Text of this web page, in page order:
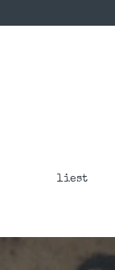
liest